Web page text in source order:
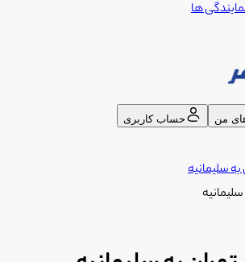
ها
من حساب کاربری
سلیمانیه